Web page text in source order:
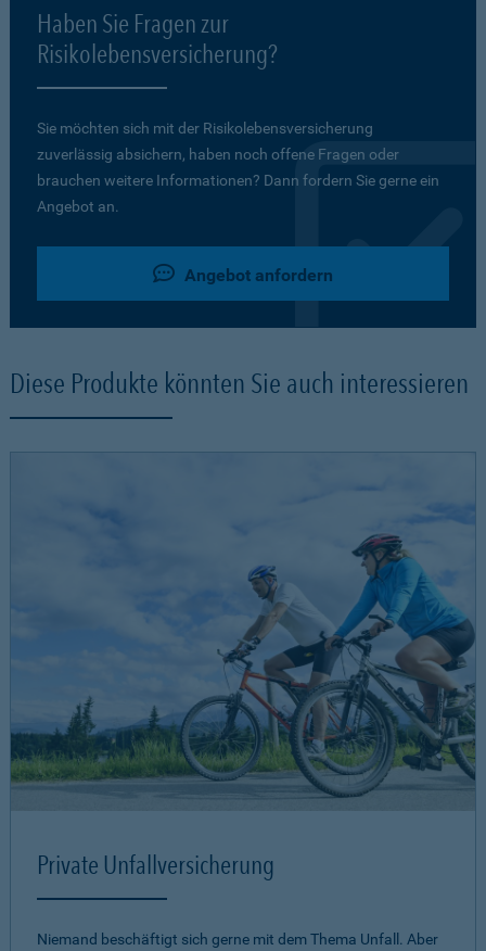
Haben Sie Fragen zur
Risikolebensversicherung?
Sie möchten sich mit der Risikolebensversicherung
zuverlässig absichern, haben noch offene Fragen oder
brauchen weitere Informationen? Dann fordern Sie gerne ein
Angebot an.
Angebot anfordern
Diese Produkte könnten Sie auch interessieren
Private Unfallversicherung
Niemand beschäftigt sich gerne mit dem Thema Unfall. Aber